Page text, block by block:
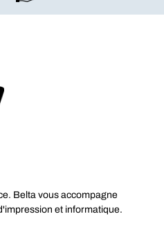
Belta vous accompagne
et informatique.